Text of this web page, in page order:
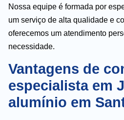
Nossa equipe é formada por
um serviço de alta qualidade e
oferecemos um atendimento
necessidade.
Vantagens de
especialista em
alumínio em